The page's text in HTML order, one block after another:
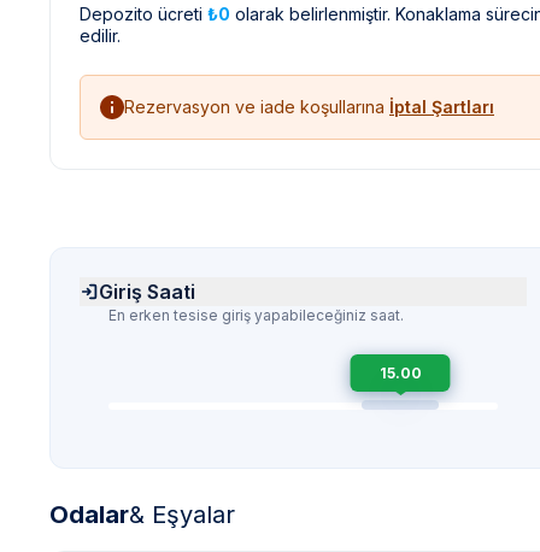
Depozito ücreti ₺0 olarak belirlenmiştir. Konaklama
edilir.
Rezervasyon ve iade koşullarına İptal Şartları
Giriş Saati
En erken tesise giriş yapabileceğiniz saat.
15.00
Odalar& Eşyalar